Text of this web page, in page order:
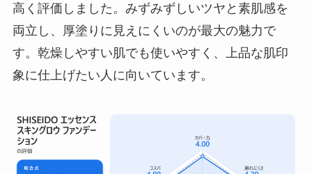
高く評価しました。みずみずしいツヤと素肌感を
両立し、厚塗りに見えにくいのが最大の魅力で
す。乾燥しやすい肌でも使いやすく、上品な肌印
象に仕上げたい人に向いています。